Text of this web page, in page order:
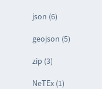
json (6)
geojson (5)
zip (3)
NeTEx (1)